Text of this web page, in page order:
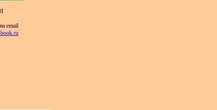
email